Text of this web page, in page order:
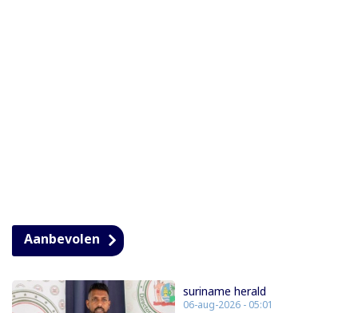
Aanbevolen
suriname herald
06-aug-2026 - 05:01